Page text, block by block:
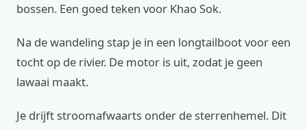
bossen. Een goed teken voor Khao Sok.
Na de wandeling stap je in een longtailboot voor een
tocht op de rivier. De motor is uit, zodat je geen
lawaai maakt.
Je drijft stroomafwaarts onder de sterrenhemel. Dit